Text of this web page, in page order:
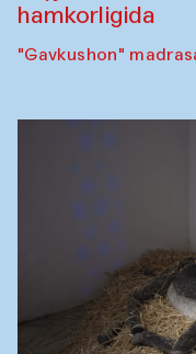
hamkorligida
"Gavkushon"